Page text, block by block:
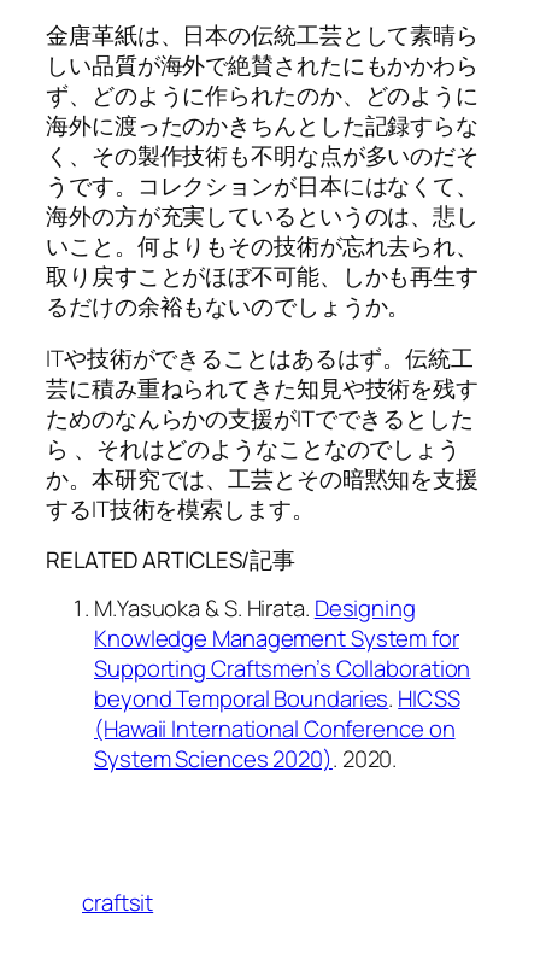
金唐革紙は、日本の伝統工芸として素晴ら
しい品質が海外で絶賛されたにもかかわら
ず、どのように作られたのか、どのように
海外に渡ったのかきちんとした記録すらな
く、その製作技術も不明な点が多いのだそ
うです。コレクションが日本にはなくて、
海外の方が充実しているというのは、悲し
いこと。何よりもその技術が忘れ去られ、
取り戻すことがほぼ不可能、しかも再生す
るだけの余裕もないのでしょうか。
ITや技術ができることはあるはず。伝統工
芸に積み重ねられてきた知見や技術を残す
ためのなんらかの支援がITでできるとした
ら 、それはどのようなことなのでしょう
か。本研究では、工芸とその暗黙知を支援
するIT技術を模索します。
RELATED ARTICLES/記事
M.Yasuoka & S. Hirata. Designing
Knowledge Management System for
Supporting Craftsmen’s Collaboration
beyond Temporal Boundaries. HICSS
(Hawaii International Conference on
System Sciences 2020). 2020.
craftsit